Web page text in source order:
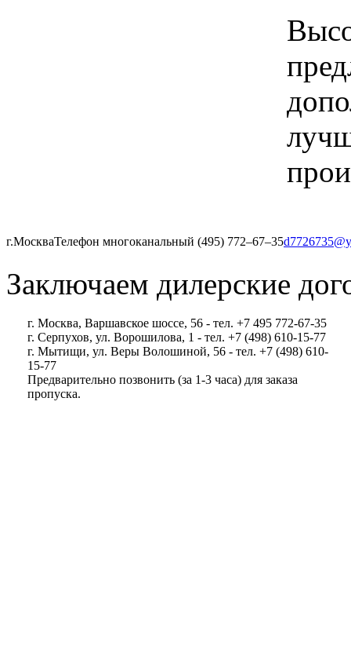
г.МоскваТелефон многоканальный (495) 772‒67‒35
Заключаем дилерские
г. Москва, Варшавское шоссе, 56 - тел. +7 495 772-67-35
г. Серпухов, ул. Ворошилова, 1 - тел. +7 (498) 610-15-77
г. Мытищи, ул. Веры Волошиной, 56 - тел. +7 (498) 610-
15-77
Предварительно позвонить (за 1-3 часа) для заказа
пропуска.